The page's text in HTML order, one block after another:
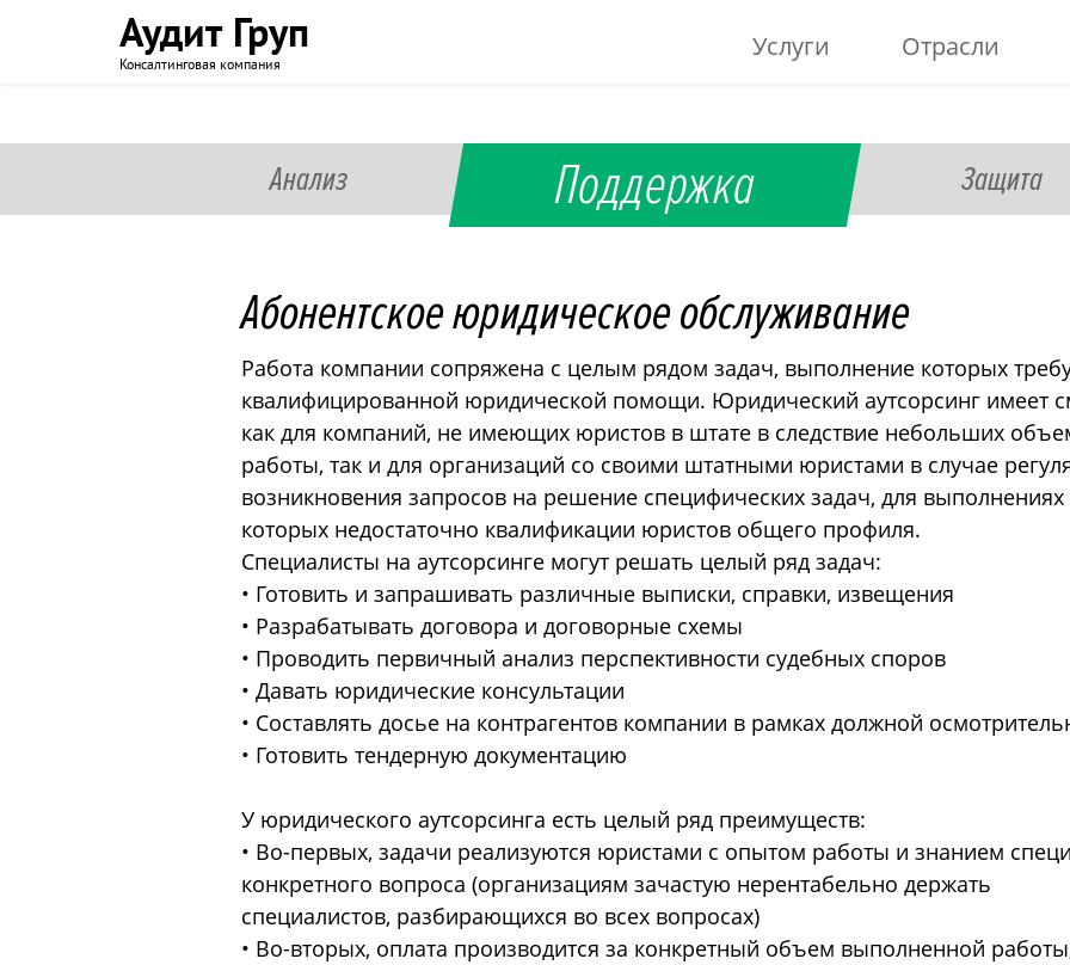
Аудит Груп
Консалтинговая компания
Услуги Отрасли
Анализ Поддержка Защита
Абонентское юридическое обслуживание
Работа компании сопряжена с целым рядом задач, выполнение которых
квалифицированной юридической помощи. Юридический аутсорсинг имеет
как для компаний, не имеющих юристов в штате в следствие небольших
работы, так и для организаций со своими штатными юристами в случае
возникновения запросов на решение специфических задач, для выполнениях
которых недостаточно квалификации юристов общего профиля.
Специалисты на аутсорсинге могут решать целый ряд задач:
• Готовить и запрашивать различные выписки, справки, извещения
• Разрабатывать договора и договорные схемы
• Проводить первичный анализ перспективности судебных споров
• Давать юридические консультации
• Составлять досье на контрагентов компании в рамках должной
• Готовить тендерную документацию
У юридического аутсорсинга есть целый ряд преимуществ:
• Во-первых, задачи реализуются юристами с опытом работы и знанием
конкретного вопроса (организациям зачастую нерентабельно держать
специалистов, разбирающихся во всех вопросах)
• Во-вторых, оплата производится за конкретный объем выполненной